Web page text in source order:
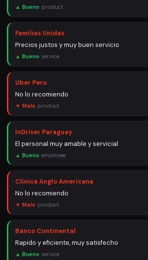
▲ Bueno· product
Familias Unidas
Precios justos y muy buen servicio
▲ Bueno· service
Uber Peru
No lo recomiendo
▼ Malo· product
InDriver Paraguay
El personal muy amable y servicial
▲ Bueno· employee
Clinica Anglo Americana
No lo recomiendo
▼ Malo· product
Banco Continental
Rapido y eficiente, muy satisfecho
▲ Bueno· service